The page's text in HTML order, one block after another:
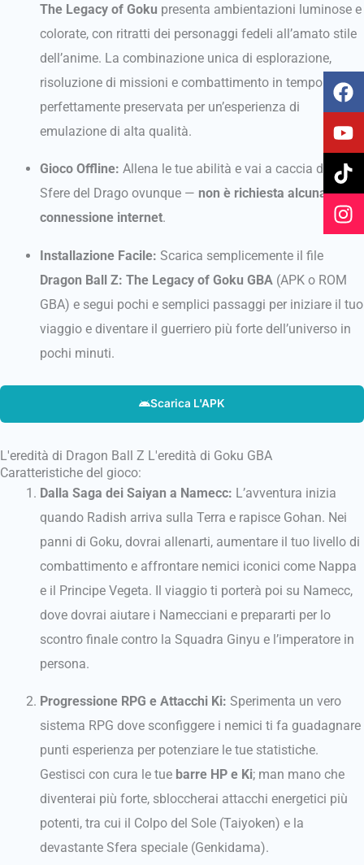
The Legacy of Goku presenta ambientazioni luminose e
colorate, con ritratti dei personaggi fedeli all’amato stile
dell’anime. La combinazione unica di esplorazione,
risoluzione di missioni e combattimento in tempo reale è
perfettamente preservata per un’esperienza di
emulazione di alta qualità.
Gioco Offline: Allena le tue abilità e vai a caccia delle
Sfere del Drago ovunque — non è richiesta alcuna
connessione internet.
Installazione Facile: Scarica semplicemente il file
Dragon Ball Z: The Legacy of Goku GBA (APK o ROM
GBA) e segui pochi e semplici passaggi per iniziare il tuo
viaggio e diventare il guerriero più forte dell’universo in
pochi minuti.
Scarica L'APK
L'eredità di Dragon Ball Z L'eredità di Goku GBA
Caratteristiche del gioco:
Dalla Saga dei Saiyan a Namecc: L’avventura inizia
quando Radish arriva sulla Terra e rapisce Gohan. Nei
panni di Goku, dovrai allenarti, aumentare il tuo livello di
combattimento e affrontare nemici iconici come Nappa
e il Principe Vegeta. Il viaggio ti porterà poi su Namecc,
dove dovrai aiutare i Namecciani e prepararti per lo
scontro finale contro la Squadra Ginyu e l’imperatore in
persona.
Progressione RPG e Attacchi Ki: Sperimenta un vero
sistema RPG dove sconfiggere i nemici ti fa guadagnare
punti esperienza per potenziare le tue statistiche.
Gestisci con cura le tue barre HP e Ki; man mano che
diventerai più forte, sbloccherai attacchi energetici più
potenti, tra cui il Colpo del Sole (Taiyoken) e la
devastante Sfera speciale (Genkidama).
F
a
c
e
b
o
o
k
Y
o
u
t
u
b
e
T
i
k
t
o
k
I
n
s
t
a
g
r
a